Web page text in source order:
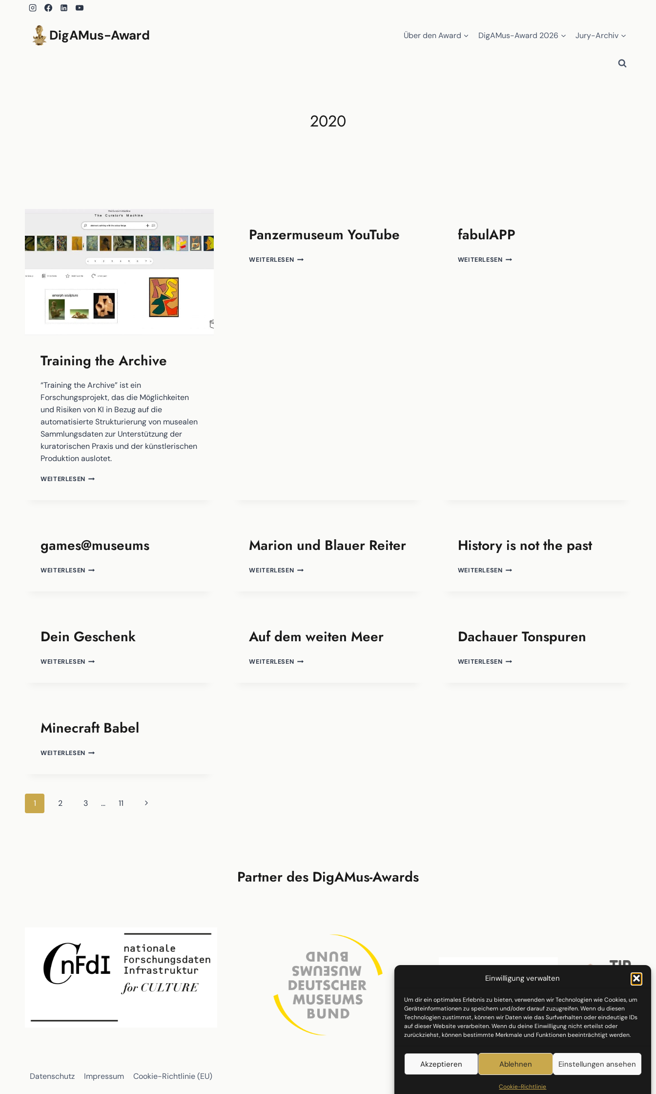
Einwilligung verwalten
Um dir ein optimales Erlebnis zu bieten, verwenden wir Technologien wie Cookies, um
Geräteinformationen zu speichern und/oder darauf zuzugreifen. Wenn du diesen
Technologien zustimmst, können wir Daten wie das Surfverhalten oder eindeutige IDs
auf dieser Website verarbeiten. Wenn du deine Einwilligung nicht erteilst oder
zurückziehst, können bestimmte Merkmale und Funktionen beeinträchtigt werden.
Akzeptieren Ablehnen Einstellungen ansehen
Cookie-Richtlinie
DigAMus-Award Über den Award DigAMus-Award 2026 Jury-Archiv
2020
Training the Archive
“Training the Archive” ist ein
Forschungsprojekt, das die Möglichkeiten
und Risiken von KI in Bezug auf die
automatisierte Strukturierung von musealen
Sammlungsdaten zur Unterstützung der
kuratorischen Praxis und der künstlerischen
Produktion auslotet.
WEITERLESEN TRAINING
Panzermuseum YouTube
WEITERLESENPANZERMUSEUM
fabulAPP
WEITERLESENFABULAPP
games@museums
WEITERLESEN GAMES@MUSEUMS
Marion und Blauer Reiter
WEITERLESENMARION
History is not the past
WEITERLESENHISTORY
Dein Geschenk
WEITERLESEN DEIN
Auf dem weiten Meer
WEITERLESENAUF
Dachauer Tonspuren
WEITERLESENDACHAUER
Minecraft Babel
WEITERLESEN MINECRAFT
Seitennavigation
1 2 3 … 11
Nächste
Partner des DigAMus-Awards
Datenschutz Impressum Cookie-Richtlinie (EU)